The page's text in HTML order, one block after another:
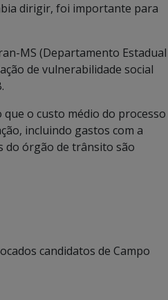
dirigir, foi importante para
MS (Departamento Estadual
de vulnerabilidade social
o custo médio do processo
incluindo gastos com a
do órgão de trânsito são
candidatos de Campo